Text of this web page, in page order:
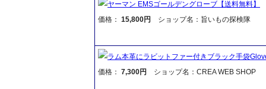
ヤーマン EMSゴールデングローブ【送料無料】
価格： 15,800円 ショップ名：旨いもの探検隊
ラム本革にラビットファー付きブラック手袋
価格： 7,300円 ショップ名：CREA WEB SHOP